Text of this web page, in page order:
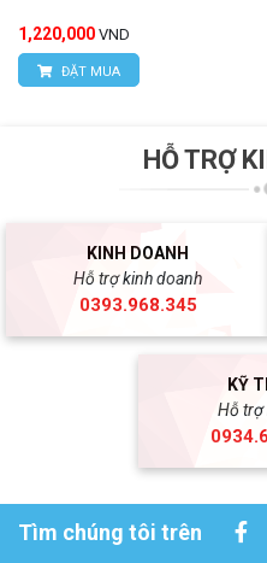
1,220,000 VND
ĐẶT MUA
HỖ TRỢ
KINH DOANH
Hỗ trợ kinh doanh
0393.968.345
KỸ
Hỗ trợ
Tìm chúng tôi trên